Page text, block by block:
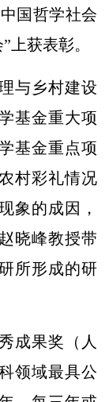
国哲学社会
上获表彰。
与乡村建设
基金重大项
基金重点项
村彩礼情况
象的成因，
晓峰教授带
所形成的研
成果奖（人
领域最具公